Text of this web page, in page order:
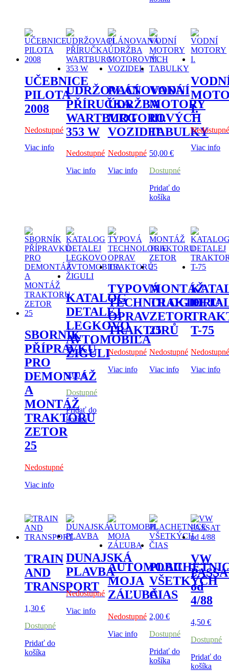
UČEBNICE
PILOTA
2008
Nedostupné
Viac info
UDRŽOVACÍ
PŘÍRUČKA
WARTBURG
353 W
Nedostupné
Viac info
PLÁNOVANÁ
ÚDRŽBA
MOTOROVÝCH
VOZIDEL
Nedostupné
Viac info
VODNÍ
MOTORY
III.
TABULKY
50,00 €
Dostupné
Pridať do
košíka
I.
Viac info
SBORNÍK
PŘÍPRAVKŮ
PRO
DEMONTÁŽ
A
MONTÁŽ
TRAKTORU
ZETOR
25
Nedostupné
Viac info
KATALOG
DETALEJ
LEGKOVO
AVTOMOBIĽA
ŽIGULI
9,00€
Dostupné
Pridať do
košíka
TYPOVÁ
TECHNOLOGIE
OPRAV
TRAKTORŮ
Nedostupné
Viac info
MONTÁŽ
TRAKTORU
ZETOR
25
Nedostupné
Viac info
T-75
Viac info
TRAIN
AND
TRANSPORT
1,30 €
Dostupné
Pridať do
košíka
DUNAJSKÁ
PLAVBA
Nedostupné
Viac info
AUTOMOBIL
MOJA
ZÁĽUBA
Nedostupné
Viac info
VŠETKÝCH
ČIAS
2,00 €
Dostupné
Pridať do
košíka
VW
od
4/88
4,50€
Dostupné
Pridať do
košíka